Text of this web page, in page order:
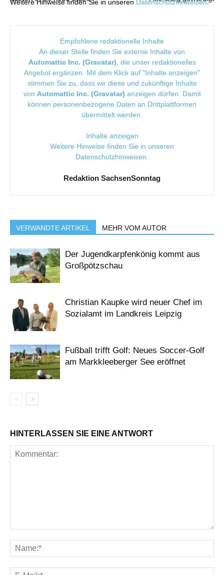
Weitere Hinweise finden Sie in unseren Datenschutzhinweisen.
Empfohlene redaktionelle Inhalte
An dieser Stelle finden Sie externe Inhalte von
Automattic Inc. (Gravatar) , die unser redaktionelles
Angebot ergänzen. Mit dem Klick auf "Inhalte anzeigen"
stimmen Sie zu, dass wir diese und zukünftige Inhalte
von Automattic Inc. (Gravatar) anzeigen dürfen. Damit
können personenbezogene Daten an Drittplattformen
übermittelt werden.
Inhalte anzeigen
Weitere Hinweise finden Sie in unseren
Datenschutzhinweisen
Redaktion SachsenSonntag
VERWANDTE ARTIKEL MEHR VOM AUTOR
Der Jugendkarpfenkönig kommt aus
Großpötzschau
Christian Kaupke wird neuer Chef im
Sozialamt im Landkreis Leipzig
Fußball trifft Golf: Neues Soccer-Golf
am Markkleeberger See eröffnet
HINTERLASSEN SIE EINE ANTWORT